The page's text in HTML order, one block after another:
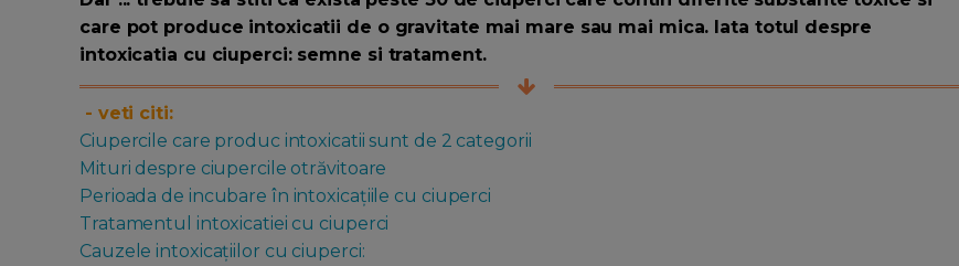
care pot produce intoxicatii de o gravitate mai mare sau mai mica. Iata totul despre
intoxicatia cu ciuperci: semne si tratament.
- veti citi:
Ciupercile care produc intoxicatii sunt de 2 categorii
Mituri despre ciupercile otrăvitoare
Perioada de incubare în intoxicaţiile cu ciuperci
Tratamentul intoxicatiei cu ciuperci
Cauzele intoxicaţiilor cu ciuperci: